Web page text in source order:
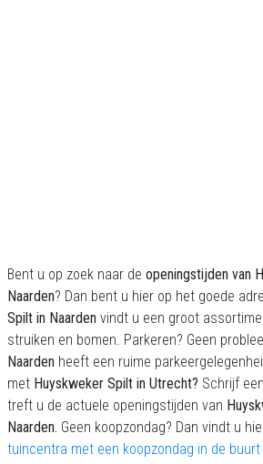
Bent u op zoek naar de openingstijden van
Naarden? Dan bent u hier op het goede
Spilt in Naarden vindt u een groot
struiken en bomen. Parkeren? Geen
Naarden heeft een ruime
met Huyskweker Spilt in Utrecht? Schrijf
treft u de actuele openingstijden van
Naarden. Geen koopzondag? Dan vindt u
tuincentra met een koopzondag in de buurt